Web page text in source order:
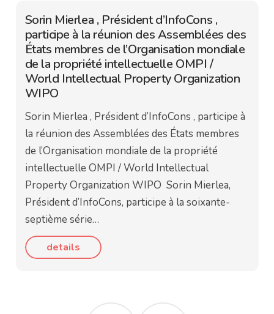
Sorin Mierlea , Président d’InfoCons ,
participe à la réunion des Assemblées des
États membres de l’Organisation mondiale
de la propriété intellectuelle OMPI /
World Intellectual Property Organization
WIPO
Sorin Mierlea , Président d’InfoCons , participe à
la réunion des Assemblées des États membres
de l’Organisation mondiale de la propriété
intellectuelle OMPI / World Intellectual
Property Organization WIPO Sorin Mierlea,
Président d’InfoCons, participe à la soixante-
septième série…
details